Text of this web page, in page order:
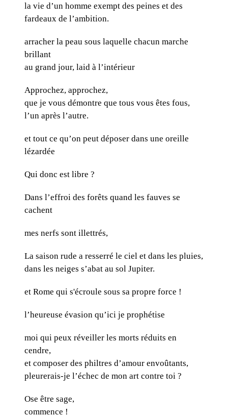
la vie d’un homme exempt des peines et des
fardeaux de l’ambition.
arracher la peau sous laquelle chacun marche
brillant
au grand jour, laid à l’intérieur
Approchez, approchez,
que je vous démontre que tous vous êtes fous,
l’un après l’autre.
et tout ce qu’on peut déposer dans une oreille
lézardée
Qui donc est libre ?
Dans l’effroi des forêts quand les fauves se
cachent
mes nerfs sont illettrés,
La saison rude a resserré le ciel et dans les pluies,
dans les neiges s’abat au sol Jupiter.
et Rome qui s'écroule sous sa propre force !
l’heureuse évasion qu’ici je prophétise
moi qui peux réveiller les morts réduits en
cendre,
et composer des philtres d’amour envoûtants,
pleurerais-je l’échec de mon art contre toi ?
Ose être sage,
commence !